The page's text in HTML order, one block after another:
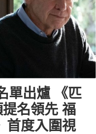
單出爐 《匹
名領先 福
首度入圍視